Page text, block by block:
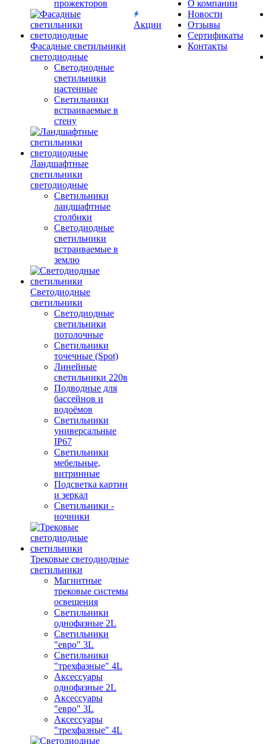
прожекторов
Фасадные светильники
светодиодные
Светодиодные
светильники
настенные
Светильники
встраиваемые в
стену
Ландшафтные
светильники
светодиодные
Светильники
ландшафтные
столбики
Светодиодные
светильники
встраиваемые в
землю
Светодиодные
светильники
Светодиодные
светильники
потолочные
Светильники
точечные (Spot)
Линейные
светильники 220в
Подводные для
бассейнов и
водоёмов
Светильники
универсальные
IP67
Светильники
мебельные,
витринные
Подсветка картин
и зеркал
Светильники -
ночники
Трековые светодиодные
светильники
Магнитные
трековые системы
освещения
Светильники
однофазные 2L
Светильники
"евро" 3L
Светильники
"трехфазные" 4L
Аксессуары
однофазные 2L
Аксессуары
"евро" 3L
Аксессуары
"трехфазные" 4L
Акции
О компании
Новости
Отзывы
Сертификаты
Контакты